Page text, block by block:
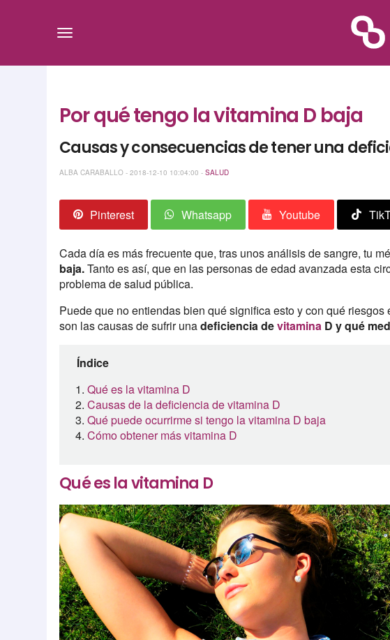
Por qué tengo la vitamina D baja
Causas y consecuencias de tener una
ALBA CARABALLO - 2018-12-10 10:04:00 -SALUD
Pinterest Whatsapp Youtube
Cada día es más frecuente que, tras unos análisis de sangre, tu
baja.Tanto es así, que en las personas de edad avanzada esta
problema de salud pública.
Puede que no entiendas bien qué significa esto y con qué
son las causas de sufrir unadeficiencia devitamina D y qué
Índice
Qué es la vitamina D
Causas de la deficiencia de vitamina D
Qué puede ocurrirme si tengo la vitamina D baja
Cómo obtener más vitamina D
Qué es la vitamina D